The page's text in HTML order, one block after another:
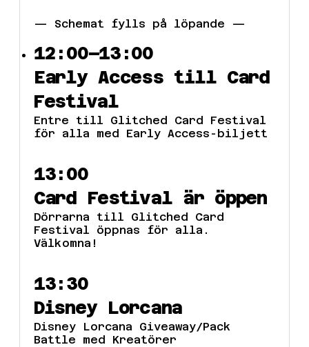
— Schemat fylls på löpande —
12:00–13:00
Early Access till Card
Festival
Entre till Glitched Card Festival
för alla med Early Access-biljett
13:00
Card Festival är öppen
Dörrarna till Glitched Card
Festival öppnas för alla.
Välkomna!
13:30
Disney Lorcana
Disney Lorcana Giveaway/Pack
Battle med Kreatörer